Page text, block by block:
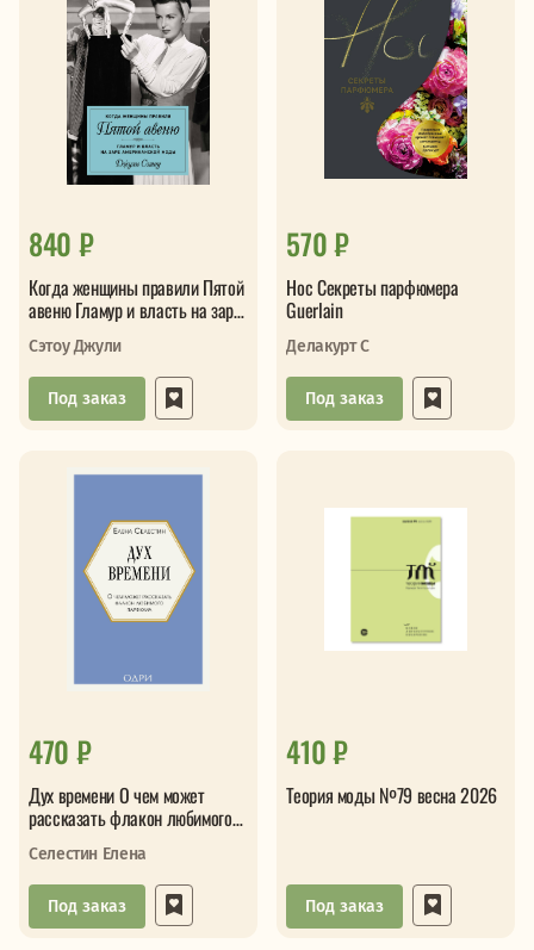
840 ₽
Когда женщины правили Пятой
авеню Гламур и власть на заре
американской моды
Сэтоу Джули
Под заказ
570 ₽
Нос Секреты парфюмера
Guerlain
Делакурт С
Под заказ
470 ₽
Дух времени О чем может
рассказать флакон любимого
Селестин Елена
Под заказ
410 ₽
Теория моды №79 весна 2026
Под заказ